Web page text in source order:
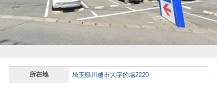
所在地 埼玉県川越市大字的場2220